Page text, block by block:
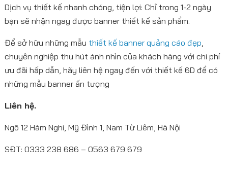
Dịch vụ thiết kế nhanh chóng, tiện lợi: Chỉ trong 1-2 ngày
bạn sẽ nhận ngay được banner thiết kế sản phẩm.
Để sở hữu những mẫu thiết kế banner quảng cáo đẹp,
chuyên nghiệp thu hút ánh nhìn của khách hàng với chi phí
ưu đãi hấp dẫn, hãy liên hệ ngay đến với thiết kế 6D để có
những mẫu banner ấn tượng
Liên hệ.
Ngõ 12 Hàm Nghi, Mỹ Đình 1, Nam Từ Liêm, Hà Nội
SĐT: 0333 238 686 – 0563 679 679